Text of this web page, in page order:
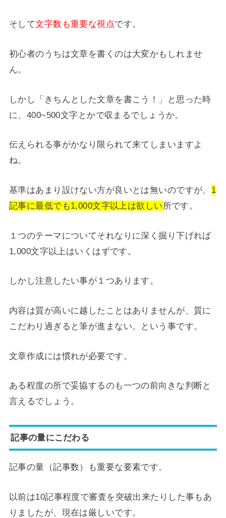
そして文字数も重要な視点です。
初心者のうちは文章を書くのは大変かもしれませ
ん。
しかし「きちんとした文章を書こう！」と思った時
に、400~500文字とかで収まるでしょうか。
伝えられる事がかなり限られて来てしまいますよ
ね。
基準はあまり設けない方が良いとは無いのですが、 1
記事に最低でも1,000文字以上は欲しい 所です。
１つのテーマについてそれなりに深く掘り下げれば
1,000文字以上はいくはずです。
しかし注意したい事が１つあります。
内容は質が高いに越したことはありませんが、質に
こだわり過ぎると筆が進まない。という事です。
文章作成には慣れが必要です。
ある程度の所で妥協するのも一つの前向きな判断と
言えるでしょう。
記事の量にこだわる
記事の量（記事数）も重要な要素です。
以前は10記事程度で審査を突破出来たりした事もあ
りましたが、現在は厳しいです。